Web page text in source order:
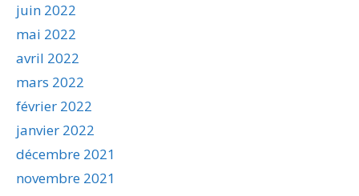
juin 2022
mai 2022
avril 2022
mars 2022
février 2022
janvier 2022
décembre 2021
novembre 2021